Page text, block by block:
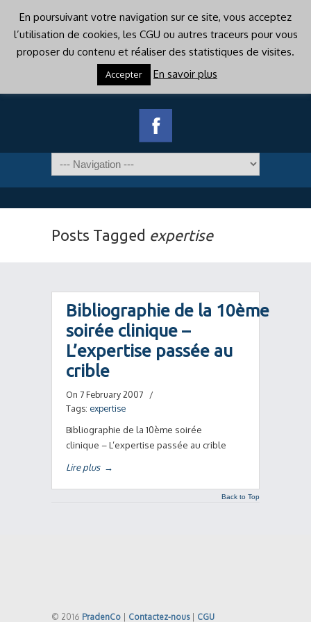
Posts Tagged expertise
Bibliographie de la 10ème
soirée clinique –
L’expertise passée au
crible
On 7 February 2007
/
Tags: expertise
Bibliographie de la 10ème soirée
clinique – L’expertise passée au crible
Lire plus →
Back to Top
© 2016 PradenCo Contactez-nous| CGU
En poursuivant votre navigation sur ce site, vous acceptez
l’utilisation de cookies, les CGU ou autres traceurs pour vous
proposer du contenu et réaliser des statistiques de visites.
Accepter En savoir plus